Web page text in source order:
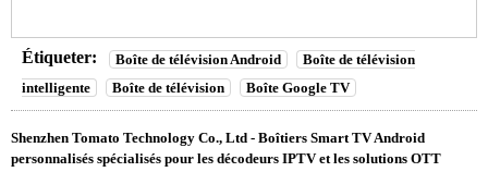
Étiqueter: Boîte de télévision Android
Boîte de télévision
intelligente
Boîte de télévision Boîte Google TV
Shenzhen Tomato Technology Co., Ltd - Boîtiers Smart TV Android
personnalisés spécialisés pour les décodeurs IPTV et les solutions OTT